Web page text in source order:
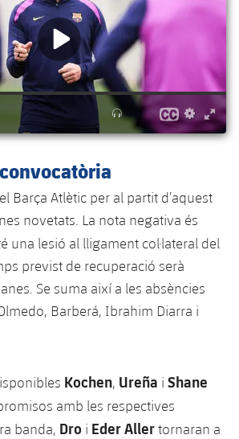
Femení
amateurs
amateurs
Amateur
Changers
Barça Atlètic per al partit d’aquest
novetats. La nota negativa és
una lesió al lligament col·lateral del
previst de recuperació serà
Se suma així a les absències
Barberá, Ibrahim Diarra i
Kochen, Ureña i Shane
amb les respectives
banda, Dro i Eder Allertornaran a